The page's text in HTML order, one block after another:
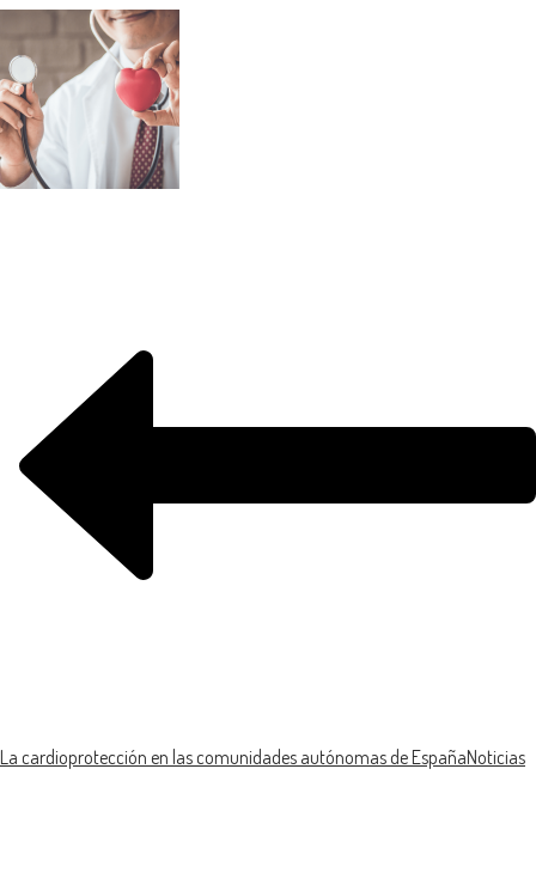
La cardioprotección en las comunidades autónomas de EspañaNoticias